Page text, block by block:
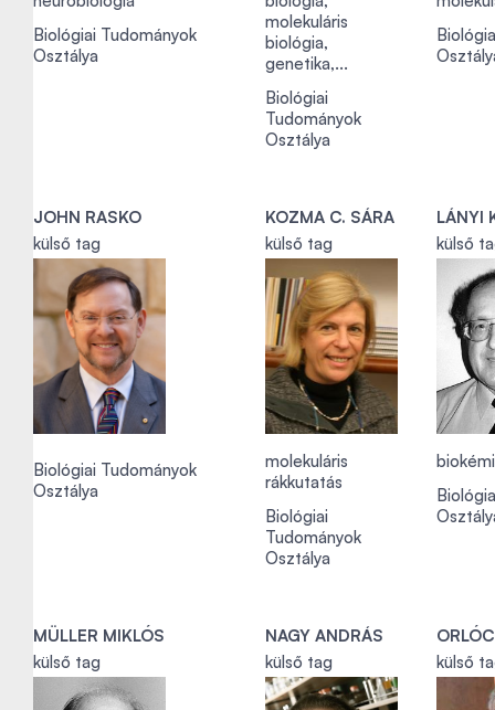
Biológiai Tudományok
Osztálya
molekuláris
biológia,
genetika,...
Biológiai
Tudományok
Osztálya
JOHN RASKO
külső tag
Biológiai Tudományok
Osztálya
KOZMA C. SÁRA
külső tag
molekuláris
rákkutatás
Biológiai
Tudományok
Osztálya
LÁNYI
külső
MÜLLER MIKLÓS
külső tag
NAGY ANDRÁS
külső tag
külső